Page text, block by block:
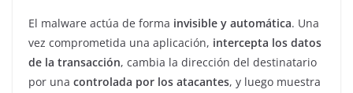
El malware actúa de forma invisible y automática. Una
vez comprometida una aplicación, intercepta los datos
de la transacción, cambia la dirección del destinatario
por una controlada por los atacantes, y luego muestra